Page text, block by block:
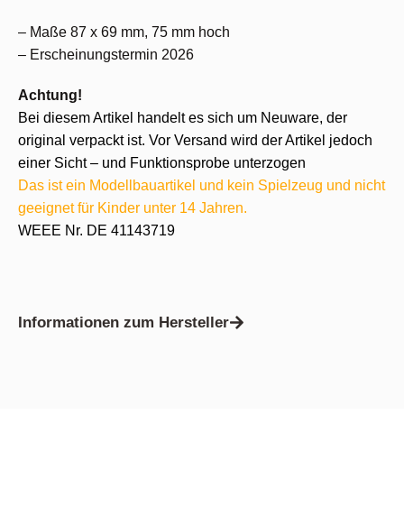
– Maße 87 x 69 mm, 75 mm hoch
– Erscheinungstermin 2026
Achtung!
Bei diesem Artikel handelt es sich um Neuware, der
original verpackt ist. Vor Versand wird der Artikel jedoch
einer Sicht – und Funktionsprobe unterzogen
Das ist ein Modellbauartikel und kein Spielzeug und nicht
geeignet für Kinder unter 14 Jahren.
WEEE Nr. DE 41143719
Informationen zum Hersteller